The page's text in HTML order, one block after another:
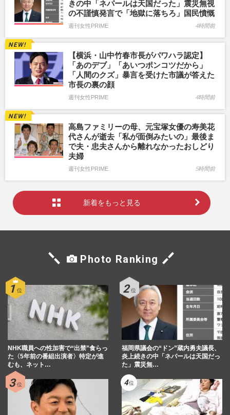
きの中「ネパールは天国だった」震災無視
の不謹慎発言で「地獄に落ちろ」国民憤慨
週刊女性PRIME 4時間前
【横浜・山中竹春市長がパワハラ認定】
「あのデブ」「あいつポンコツだから」
「人間のクズ」暴言を受けた市議が答えた
市長の裏の顔
週刊女性PRIME 4時間前
高島ファミリーの母、元宝塚女優の寿美花
代さんが逝去「私が面倒みたいの」最後ま
で夫・忠夫さんから離れなかったおしどり
夫婦
週刊女性PRIME 5時間前
新着をもっと見る
Photo Ranking
NHK職員への性加害で“出禁”食らっ
た〈5年前の番組出演者〉特定が進
むも、ネット…
福岡県議会の“ドン”蔵内勇夫議長、
炎上続きの中「ネパールは天国だっ
た」震災無…